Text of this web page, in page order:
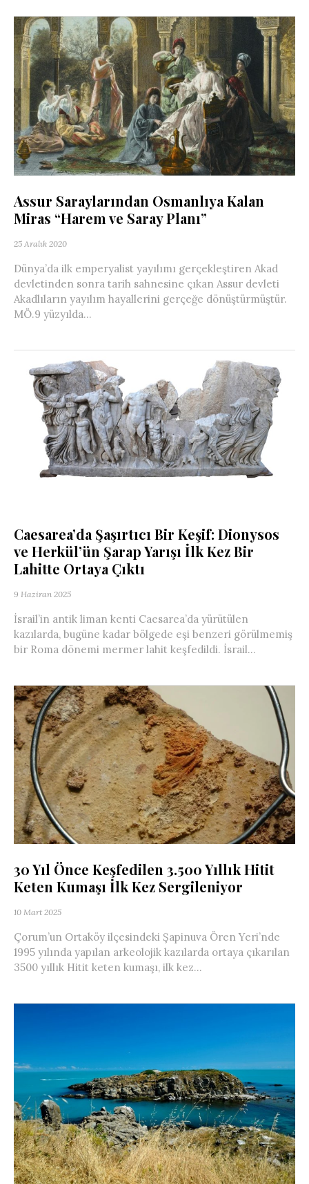
Assur Saraylarından Osmanlıya Kalan
Miras “Harem ve Saray Planı”
25 Aralık 2020
Dünya’da ilk emperyalist yayılımı gerçekleştiren Akad
devletinden sonra tarih sahnesine çıkan Assur devleti
Akadlıların yayılım hayallerini gerçeğe dönüştürmüştür.
MÖ.9 yüzyılda...
Caesarea’da Şaşırtıcı Bir Keşif: Dionysos
ve Herkül’ün Şarap Yarışı İlk Kez Bir
Lahitte Ortaya Çıktı
9 Haziran 2025
İsrail’in antik liman kenti Caesarea’da yürütülen
kazılarda, bugüne kadar bölgede eşi benzeri görülmemiş
bir Roma dönemi mermer lahit keşfedildi. İsrail...
30 Yıl Önce Keşfedilen 3.500 Yıllık Hitit
Keten Kumaşı İlk Kez Sergileniyor
10 Mart 2025
Çorum’un Ortaköy ilçesindeki Şapinuva Ören Yeri’nde
1995 yılında yapılan arkeolojik kazılarda ortaya çıkarılan
3500 yıllık Hitit keten kumaşı, ilk kez...